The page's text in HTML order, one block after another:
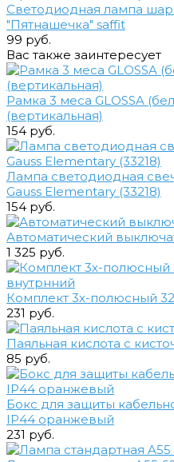
Светодиодная лампа шар
"Пятнашечка" saffit
99 руб.
Вас также заинтересует
Рамка 3 меса GLOSSA
(вертикальная)
154 руб.
Лампа светодиодная
Gauss Elementary (33218)
154 руб.
Автоматический
1 325 руб.
Комплект 3х-полюсный
231 руб.
Паяльная кислота с
85 руб.
Бокс для защиты
IP44 оранжевый
231 руб.